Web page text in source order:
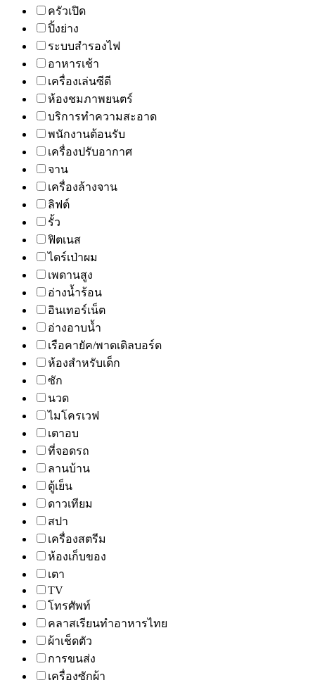
ครัวเปิด
ปิ้งย่าง
ระบบสำรองไฟ
อาหารเช้า
เครื่องเล่นซีดี
ห้องชมภาพยนตร์
บริการทำความสะอาด
พนักงานต้อนรับ
เครื่องปรับอากาศ
จาน
เครื่องล้างจาน
ลิฟต์
รั้ว
ฟิตเนส
ไดร์เป่าผม
เพดานสูง
อ่างน้ำร้อน
อินเทอร์เน็ต
อ่างอาบน้ำ
เรือคายัค/พาดเดิลบอร์ด
ห้องสำหรับเด็ก
ซัก
นวด
ไมโครเวฟ
เตาอบ
ที่จอดรถ
ลานบ้าน
ตู้เย็น
ดาวเทียม
สปา
เครื่องสตรีม
ห้องเก็บของ
เตา
TV
โทรศัพท์
คลาสเรียนทำอาหารไทย
ผ้าเช็ดตัว
การขนส่ง
เครื่องซักผ้า